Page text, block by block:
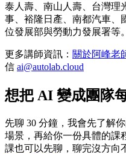
泰人壽、南山人壽、台灣理
事、裕隆日產、南都汽車、
位發展部與勞動力發展署等。
更多講師資訊： 關於阿峰老
信 ai@autolab.cloud
想把 AI 變成團隊
先聊 30 分鐘，我會先了解
場景，再給你一份具體的
課也可以先聊，聊完沒方向